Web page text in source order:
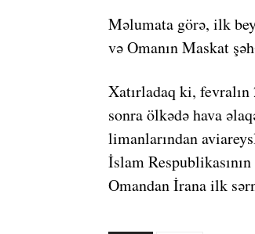
Məlumata görə, ilk
və Omanın Maskat
Xatırladaq ki,
sonra ölkədə hava
limanlarından
İslam
Omandan İrana ilk